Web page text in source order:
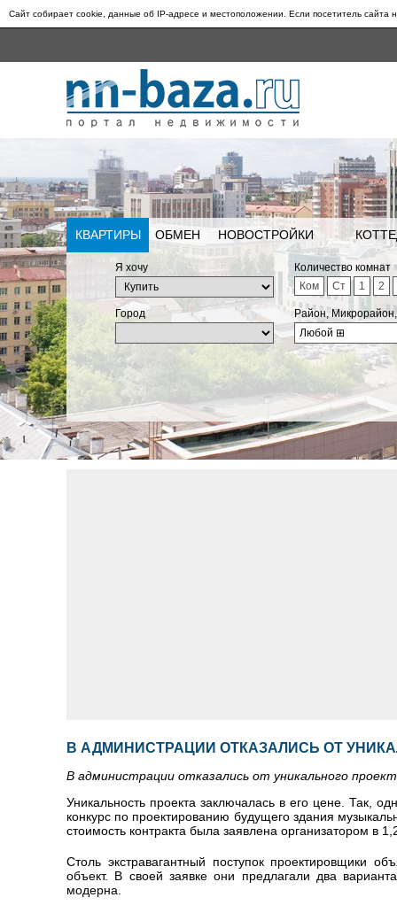
Сайт собирает cookie, данные об IP-адресе и местоположении. Если посетитель сайта
КВАРТИРЫ ОБМЕН НОВОСТРОЙКИ
Я хочу
Количество комнат
Ком
Ст 1 2
Город
Район,
Любой ⊞
В АДМИНИСТРАЦИИ ОТКАЗАЛИСЬ ОТ
В администрации отказались от уникального
Уникальность проекта заключалась в его цене. Так,
конкурс по проектированию будущего здания
стоимость контракта была заявлена организатором в
Столь экстравагантный поступок проектировщики
объект. В своей заявке они предлагали два
модерна.